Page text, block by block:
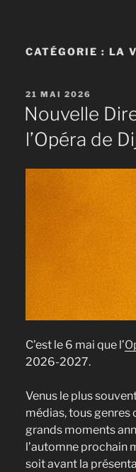
CATÉGORIE : LA
PUBLIÉ
LE
21 MAI 2026
Nouvelle
l’Opéra de
C’est le 6 mai que l’
2026-2027.
Venus le plus
médias, tous genres
grands moments
l’automne prochain
soit avant la